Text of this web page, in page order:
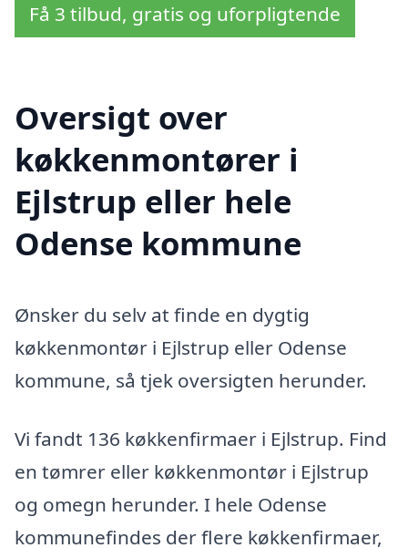
Få 3 tilbud, gratis og uforpligtende
Oversigt over
køkkenmontører i
Ejlstrup eller hele
Odense kommune
Ønsker du selv at finde en dygtig
køkkenmontør i Ejlstrup eller Odense
kommune, så tjek oversigten herunder.
Vi fandt 136 køkkenfirmaer i Ejlstrup. Find
en tømrer eller køkkenmontør i Ejlstrup
og omegn herunder. I hele Odense
kommunefindes der flere køkkenfirmaer,